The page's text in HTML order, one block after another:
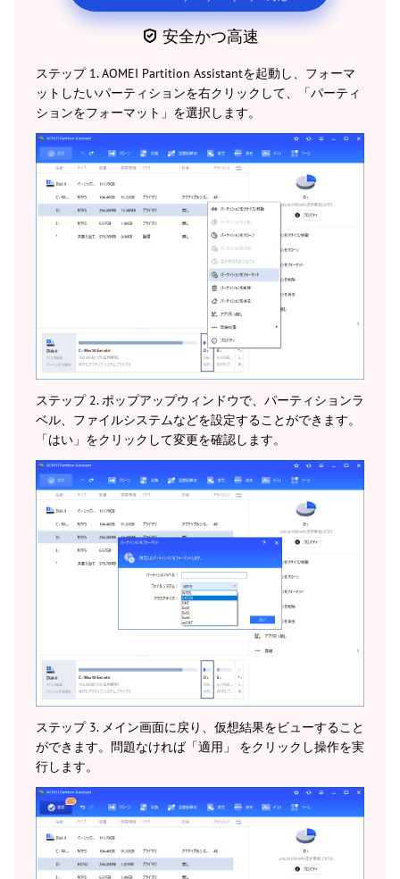
安全かつ高速
ステップ 1. AOMEI Partition Assistantを起動し、フォーマ
ットしたいパーティションを右クリックして、「パーティ
ションをフォーマット」を選択します。
ステップ 2. ポップアップウィンドウで、パーティションラ
ベル、ファイルシステムなどを設定することができます。
「はい」をクリックして変更を確認します。
ステップ 3. メイン画面に戻り、仮想結果をビューすること
ができます。問題なければ「適用」 をクリックし操作を実
行します。